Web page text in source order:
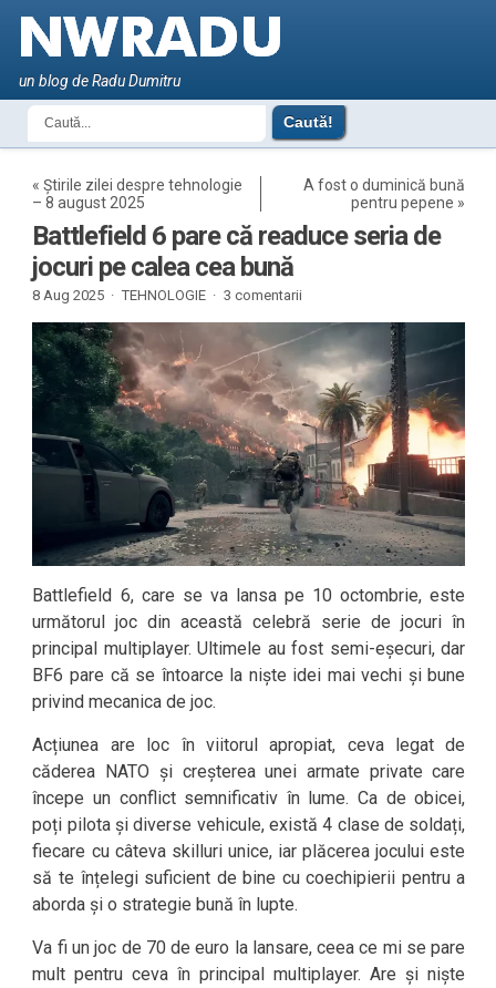
un blog de Radu Dumitru
«Știrile zilei despre tehnologie
– 8 august 2025
A fost o duminică bună
pentru pepene »
Battlefield 6 pare că readuce seria de
jocuri pe calea cea bună
8 Aug 2025 · TEHNOLOGIE · 3 comentarii
Battlefield 6, care se va lansa pe 10 octombrie, este
următorul joc din această celebră serie de jocuri în
principal multiplayer. Ultimele au fost semi-eșecuri, dar
BF6 pare că se întoarce la niște idei mai vechi și bune
privind mecanica de joc.
Acțiunea are loc în viitorul apropiat, ceva legat de
căderea NATO și creșterea unei armate private care
începe un conflict semnificativ în lume. Ca de obicei,
poți pilota și diverse vehicule, există 4 clase de soldați,
fiecare cu câteva skilluri unice, iar plăcerea jocului este
să te înțelegi suficient de bine cu coechipierii pentru a
aborda și o strategie bună în lupte.
Va fi un joc de 70 de euro la lansare, ceea ce mi se pare
mult pentru ceva în principal multiplayer. Are și niște